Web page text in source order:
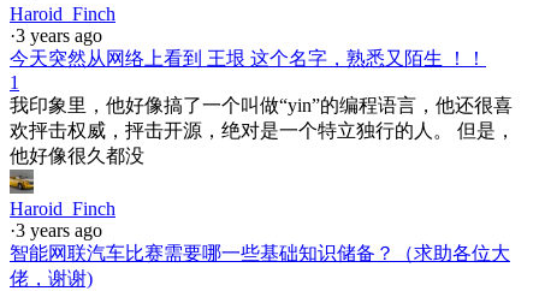
Haroid_Finch
·3 years ago
今天突然从网络上看到 王垠 这个名字，熟悉又陌生 ！！
1
我印象里，他好像搞了一个叫做“yin”的编程语言，他还很喜
欢抨击权威，抨击开源，绝对是一个特立独行的人。 但是，
他好像很久都没
Haroid_Finch
·3 years ago
智能网联汽车比赛需要哪一些基础知识储备？（求助各位大
佬，谢谢)